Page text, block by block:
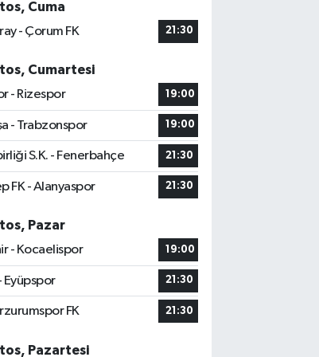
Cuma
- Çorum FK
21:30
Cumartesi
- Rizespor
19:00
- Trabzonspor 19:00
S.K. - Fenerbahçe 21:30
FK - Alanyaspor 21:30
Pazar
- Kocaelispor
19:00
Eyüpspor 21:30
FK 21:30
Pazartesi